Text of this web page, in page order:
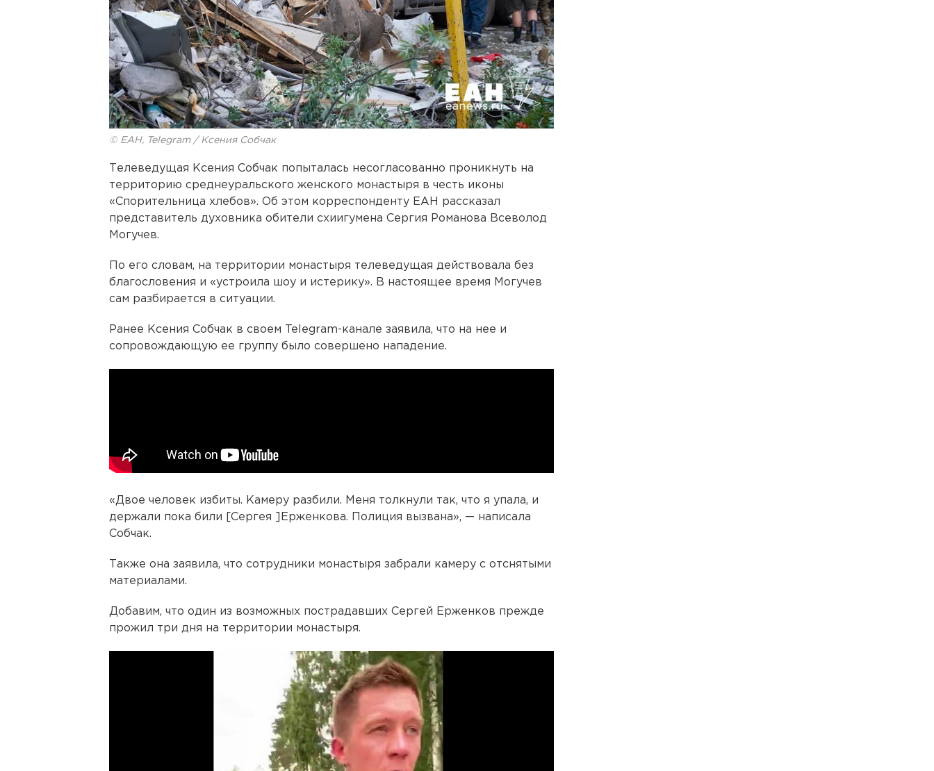
© ЕАН, Telegram / Ксения Собчак
Телеведущая Ксения Собчак попыталась несогласованно проникнуть на
территорию среднеуральского женского монастыря в честь иконы
«Спорительница хлебов». Об этом корреспонденту ЕАН рассказал
представитель духовника обители схиигумена Сергия Романова Всеволод
Могучев.
По его словам, на территории монастыря телеведущая действовала без
благословения и «устроила шоу и истерику». В настоящее время Могучев
сам разбирается в ситуации.
Ранее Ксения Собчак в своем Telegram-канале заявила, что на нее и
сопровождающую ее группу было совершено нападение.
«Двое человек избиты. Камеру разбили. Меня толкнули так, что я упала, и
держали пока били [Сергея ]Ерженкова. Полиция вызвана», — написала
Собчак.
Также она заявила, что сотрудники монастыря забрали камеру с отснятыми
материалами.
Добавим, что один из возможных пострадавших Сергей Ерженков прежде
прожил три дня на территории монастыря.